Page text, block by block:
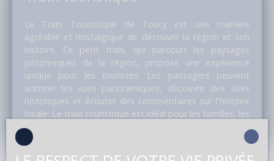
Le Train Touristique de Toucy est une manière
agréable et nostalgique de découvrir la région et son
histoire. Ce petit train, qui parcourt les paysages
pittoresques de la région, propose une expérience
unique pour les touristes. Les passagers peuvent
admirer les vues panoramiques, découvrir des sites
historiques et écouter des commentaires sur l'histoire
locale. Le train touristique est idéal pour les familles, les
groupes et tous ceux qui souhaitent explorer Toucy et
ses environs d'une manière originale et relaxante.